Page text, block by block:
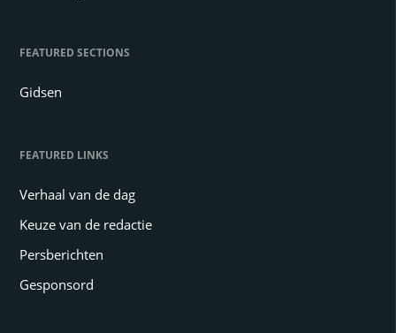
FEATURED SECTIONS
Gidsen
FEATURED LINKS
Verhaal van de dag
Keuze van de redactie
Persberichten
Gesponsord